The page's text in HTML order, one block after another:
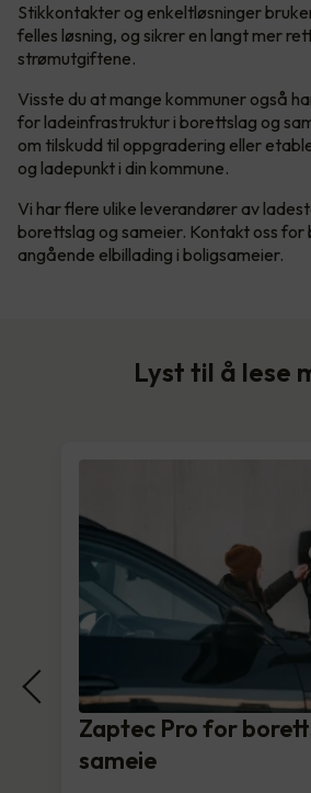
Stikkontakter og enkeltløsninger
felles løsning, og sikrer en langt mer
strømutgiftene.
Visste du at mange kommuner også
for ladeinfrastruktur i borettslag og
om tilskudd til oppgradering eller
og ladepunkt i din kommune.
Vi har flere ulike leverandører av
borettslag og sameier. Kontakt oss
angående elbillading i boligsameier.
Lyst til å lese
Zaptec Pro for
sameie